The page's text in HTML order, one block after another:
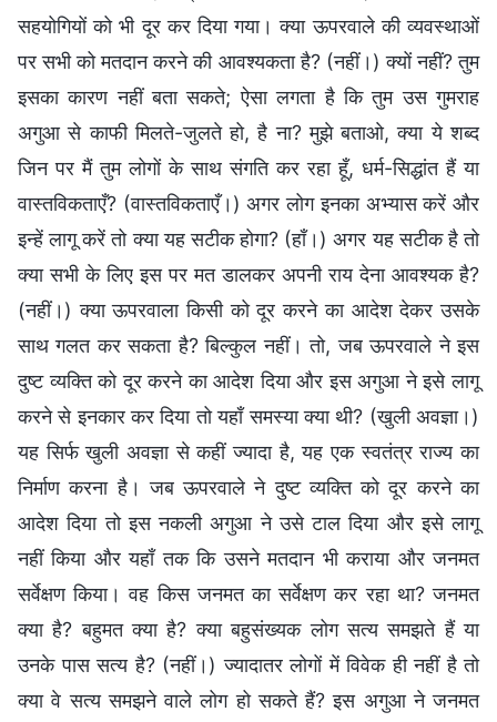
सहयोगियों को भी दूर कर दिया गया। क्या ऊपरवाले की व्यवस्थाओं
पर सभी को मतदान करने की आवश्यकता है? (नहीं।) क्यों नहीं? तुम
इसका कारण नहीं बता सकते; ऐसा लगता है कि तुम उस गुमराह
अगुआ से काफी मिलते-जुलते हो, है ना? मुझे बताओ, क्या ये शब्द
जिन पर मैं तुम लोगों के साथ संगति कर रहा हूँ, धर्म-सिद्धांत हैं या
वास्तविकताएँ? (वास्तविकताएँ।) अगर लोग इनका अभ्यास करें और
इन्हें लागू करें तो क्या यह सटीक होगा? (हाँ।) अगर यह सटीक है तो
क्या सभी के लिए इस पर मत डालकर अपनी राय देना आवश्यक है?
(नहीं।) क्या ऊपरवाला किसी को दूर करने का आदेश देकर उसके
साथ गलत कर सकता है? बिल्कुल नहीं। तो, जब ऊपरवाले ने इस
दुष्ट व्यक्ति को दूर करने का आदेश दिया और इस अगुआ ने इसे लागू
करने से इनकार कर दिया तो यहाँ समस्या क्या थी? (खुली अवज्ञा।)
यह सिर्फ खुली अवज्ञा से कहीं ज्यादा है, यह एक स्वतंत्र राज्य का
निर्माण करना है। जब ऊपरवाले ने दुष्ट व्यक्ति को दूर करने का
आदेश दिया तो इस नकली अगुआ ने उसे टाल दिया और इसे लागू
नहीं किया और यहाँ तक कि उसने मतदान भी कराया और जनमत
सर्वेक्षण किया। वह किस जनमत का सर्वेक्षण कर रहा था? जनमत
क्या है? बहुमत क्या है? क्या बहुसंख्यक लोग सत्य समझते हैं या
उनके पास सत्य है? (नहीं।) ज्यादातर लोगों में विवेक ही नहीं है तो
क्या वे सत्य समझने वाले लोग हो सकते हैं? इस अगुआ ने जनमत